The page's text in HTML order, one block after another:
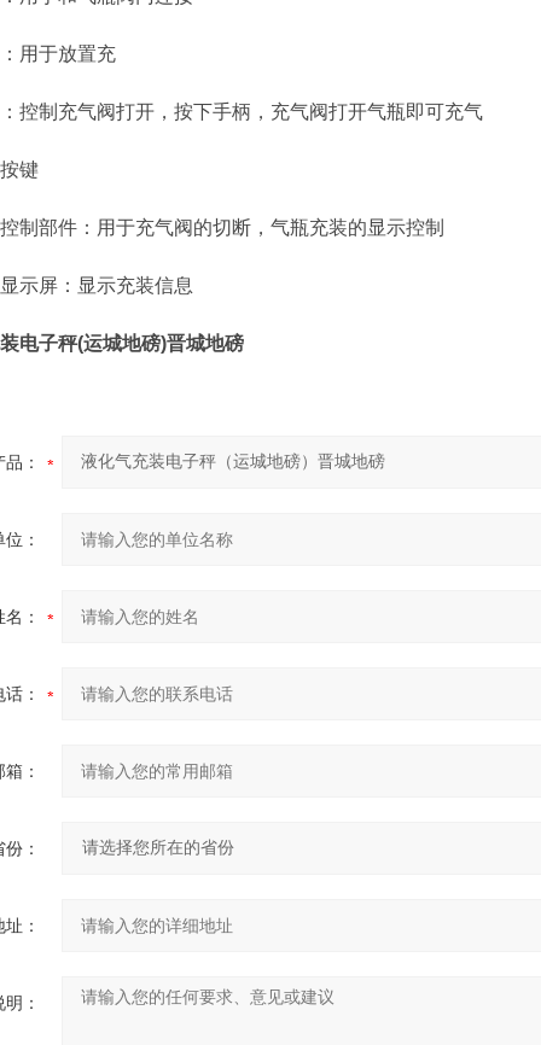
于放置充
充气阀打开，按下手柄，充气阀打开气瓶即可充气
键
件：用于充气阀的切断，气瓶充装的显示控制
：显示充装信息
电子秤(运城地磅)晋城地磅
品：
：
：
：
：
份：
：
：